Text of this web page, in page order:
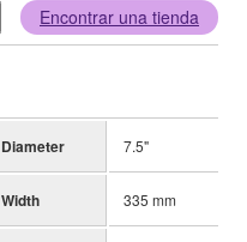
Encontrar una tienda
Diameter 7.5"
Width 335 mm